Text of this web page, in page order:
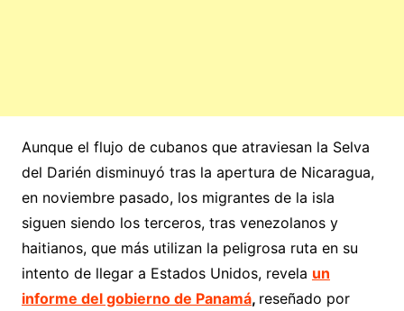
Aunque el flujo de cubanos que atraviesan la Selva
del Darién disminuyó tras la apertura de Nicaragua,
en noviembre pasado, los migrantes de la isla
siguen siendo los terceros, tras venezolanos y
haitianos, que más utilizan la peligrosa ruta en su
intento de llegar a Estados Unidos, revela un
informe del gobierno de Panamá, reseñado por